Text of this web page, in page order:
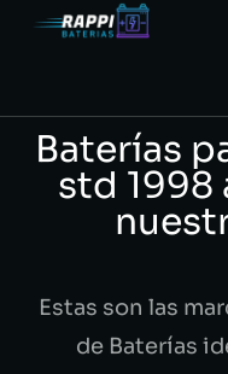
Baterías
std 1998
Estas son las
de Baterías